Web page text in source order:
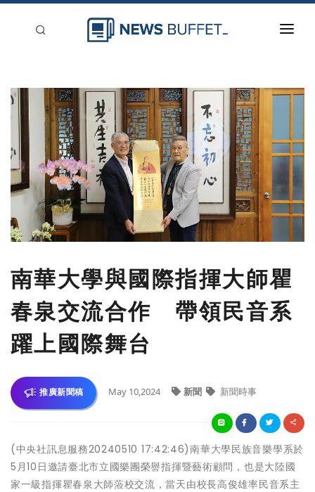
新聞稿分類
登入
刊登
南華大學與國際指揮大師瞿
春泉交流合作 帶領民音系
躍上國際舞台
推廣新聞稿 May 10,2024 新聞 新聞時事
(中央社訊息服務20240510 17:42:46)南華大學民族音樂學系於
5月10日邀請臺北市立國樂團榮譽指揮暨藝術顧問，也是大陸國
家一級指揮瞿春泉大師蒞校交流，當天由校長高俊雄率民音系主